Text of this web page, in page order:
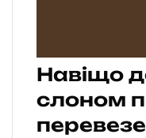
Навіщо
слоном